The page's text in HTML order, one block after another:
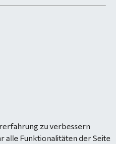
zu verbessern
alle Funktionalitäten der Seite